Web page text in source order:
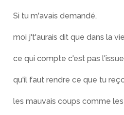
Si tu m'avais demandé,
moi j't'aurais dit que dans la
ce qui compte c'est pas
qu'il faut rendre ce que tu
les mauvais coups comme les